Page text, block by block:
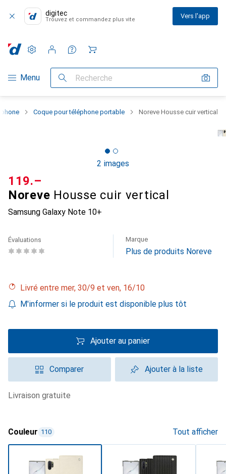
digitec
Trouvez et commandez plus vite Vers l'app
Navigation par catégorie
Menu Recherche
Paramètres
Compte client
Listes de comparaison
Listes d'envies
Panier
Coque pour téléphone portable Noreve Housse cuir vertical
2 images
Noreve Housse cuir vertical
Samsung Galaxy Note 10+
CHF
119.–
Évaluations Marque
Plus de produits Noreve
Livré entre mer, 30/9 et ven, 16/10
M'informer si le produit est disponible plus tôt
Ajouter au panier
Comparer Ajouter à la liste
livraison gratuite
Couleur 110 Tout afficher